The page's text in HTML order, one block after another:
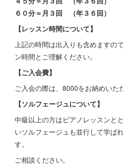
６０分＝月３回 （年３６回）
【レッスン時間について】
上記の時間は出入りも含めますの
ン時間とご理解ください。
【ご入会費】
ご入会の際は、8000をお納めいた
【ソルフェージュについて】
中級以上の方はピアノレッスンと
いソルフェージュも並行して学ば
す。
ご相談ください。